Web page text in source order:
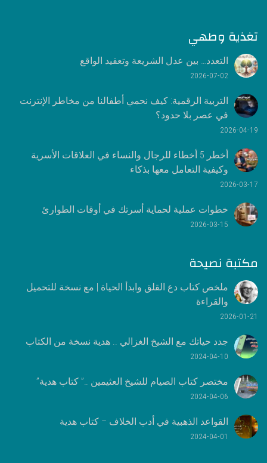
تغذية وطهي
التعدد… بين عدل الشريعة وتعقيد الواقع
2026-07-02
التربية الرقمية: كيف نحمي أطفالنا من مخاطر الإنترنت
في عصر بلا حدود؟
2026-04-19
أخطر 5 أخطاء للرجال والنساء في العلاقات الأسرية
وكيفية التعامل معها بذكاء
2026-03-17
خطوات عملية لحماية أسرتك في أوقات الطوارئ
2026-03-15
مكتبة نصيحة
ملخص كتاب دع القلق وابدأ الحياة | مع نسخة للتحميل
والقراءة
2026-01-21
جدد حياتك مع الشيخ الغزالي .. هدية نسخة من الكتاب
2024-04-10
مختصر كتاب الصيام للشيخ العثيمين ..” كتاب هدية”
2024-04-06
القواعد الذهبية في أدب الخلاف – كتاب هدية
2024-04-01